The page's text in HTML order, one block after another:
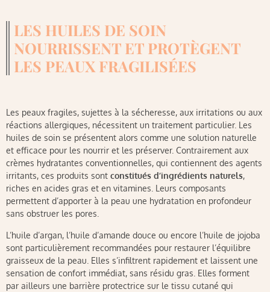
LES HUILES DE SOIN
NOURRISSENT ET PROTÈGENT
LES PEAUX FRAGILISÉES
Les peaux fragiles, sujettes à la sécheresse, aux irritations ou aux
réactions allergiques, nécessitent un traitement particulier. Les
huiles de soin se présentent alors comme une solution naturelle
et efficace pour les nourrir et les préserver. Contrairement aux
crèmes hydratantes conventionnelles, qui contiennent des agents
irritants, ces produits sont constitués d’ingrédients naturels,
riches en acides gras et en vitamines. Leurs composants
permettent d’apporter à la peau une hydratation en profondeur
sans obstruer les pores.
L’huile d’argan, l’huile d’amande douce ou encore l’huile de jojoba
sont particulièrement recommandées pour restaurer l’équilibre
graisseux de la peau. Elles s’infiltrent rapidement et laissent une
sensation de confort immédiat, sans résidu gras. Elles forment
par ailleurs une barrière protectrice sur le tissu cutané qui